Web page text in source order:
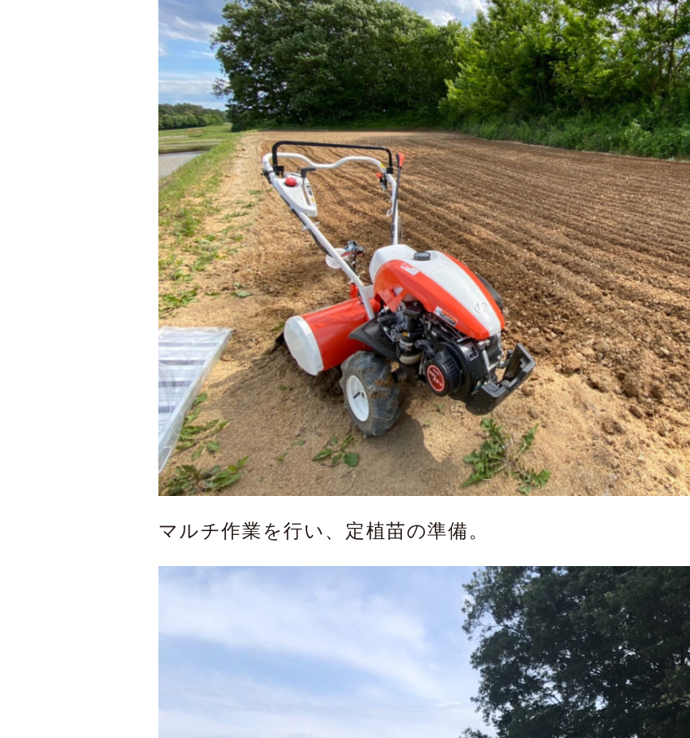
マルチ作業を行い、定植苗の準備。